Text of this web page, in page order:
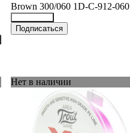
Brown 300/060 1D-C-912-060
26944862
Подписаться
Нет в наличии